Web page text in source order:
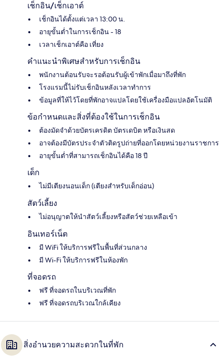
เช็กอิน/เช็กเอาต์
เช็กอินได้ตั้งแต่เวลา 13:00 น.
อายุขั้นต่ำในการเช็กอิน - 18
เวลาเช็กเอาต์คือ เที่ยง
คำแนะนำพิเศษสำหรับการเช็กอิน
พนักงานต้อนรับจะรอต้อนรับผู้เข้าพักเมื่อมาถึงที่พัก
โรงแรมนี้ไม่รับเช็กอินหลังเวลาทำการ
ข้อมูลที่ให้ไว้โดยที่พักอาจแปลโดยใช้เครื่องมือแปลอัตโนมัติ
ข้อกำหนดและสิ่งที่ต้องใช้ในการเช็กอิน
ต้องมัดจำด้วยบัตรเครดิต บัตรเดบิต หรือเงินสด
อาจต้องมีบัตรประจำตัวติดรูปถ่ายที่ออกโดยหน่วยงานราชการ
อายุขั้นต่ำที่สามารถเช็กอินได้คือ 18 ปี
เด็ก
ไม่มีเตียงนอนเด็ก (เตียงสำหรับเด็กอ่อน)
สัตว์เลี้ยง
ไม่อนุญาตให้นำสัตว์เลี้ยงหรือสัตว์ช่วยเหลือเข้า
อินเทอร์เน็ต
มี WiFi ให้บริการฟรีในพื้นที่ส่วนกลาง
มี Wi-Fi ให้บริการฟรีในห้องพัก
ที่จอดรถ
ฟรี ที่จอดรถในบริเวณที่พัก
ฟรี ที่จอดรถบริเวณใกล้เคียง
สิ่งอำนวยความสะดวกในที่พัก